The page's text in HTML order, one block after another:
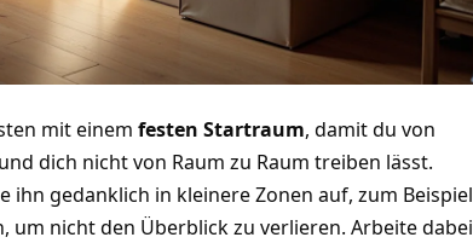
mit einem festen Startraum, damit du von
dich nicht von Raum zu Raum treiben lässt.
ihn gedanklich in kleinere Zonen auf, zum Beispiel
um nicht den Überblick zu verlieren. Arbeite dabei